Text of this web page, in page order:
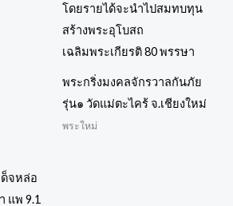
พระกริ่งมงคลจักรวาลกันภัย
รุ่น๑ วัดแม่ตะไคร้ จ.เชียงใหม่
พระใหม่